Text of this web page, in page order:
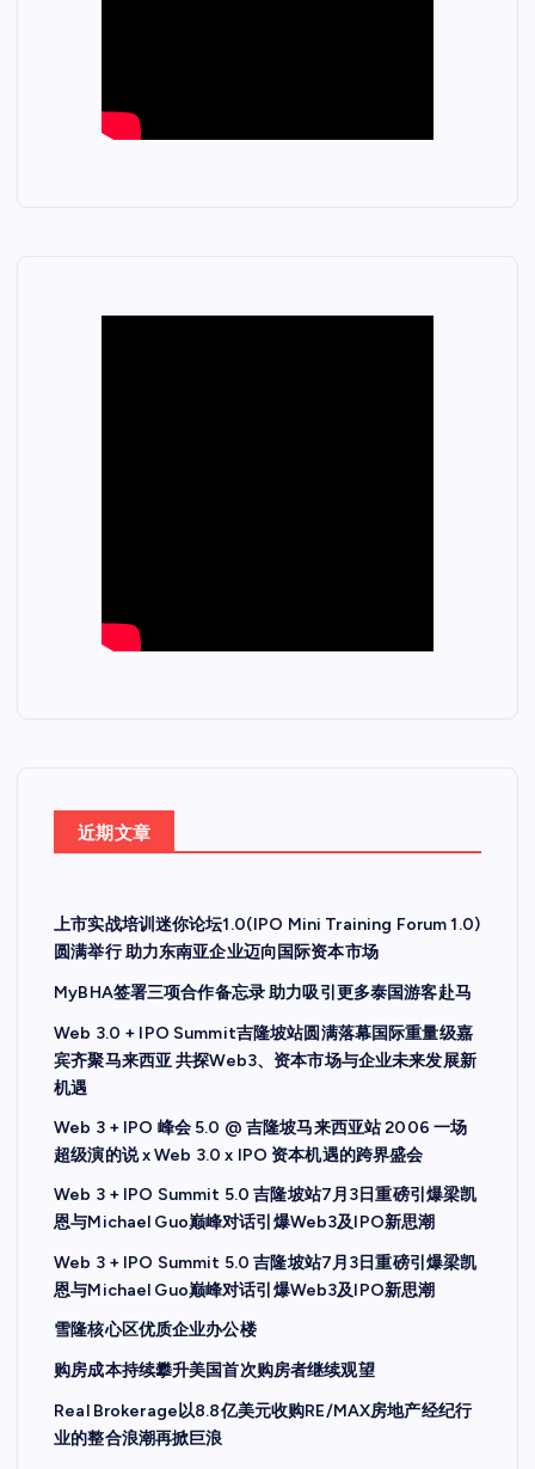
近期文章
上市实战培训迷你论坛1.0(IPO Mini Training Forum 1.0)
圆满举行 助力东南亚企业迈向国际资本市场
MyBHA签署三项合作备忘录 助力吸引更多泰国游客赴马
Web 3.0 + IPO Summit吉隆坡站圆满落幕国际重量级嘉
宾齐聚马来西亚 共探Web3、资本市场与企业未来发展新
机遇
Web 3 + IPO 峰会 5.0 @ 吉隆坡马来西亚站 2006 一场
超级演的说 x Web 3.0 x IPO 资本机遇的跨界盛会
Web 3 + IPO Summit 5.0 吉隆坡站7月3日重磅引爆梁凯
恩与Michael Guo巅峰对话引爆Web3及IPO新思潮
Web 3 + IPO Summit 5.0 吉隆坡站7月3日重磅引爆梁凯
恩与Michael Guo巅峰对话引爆Web3及IPO新思潮
雪隆核心区优质企业办公楼
购房成本持续攀升美国首次购房者继续观望
Real Brokerage以8.8亿美元收购RE/MAX房地产经纪行
业的整合浪潮再掀巨浪